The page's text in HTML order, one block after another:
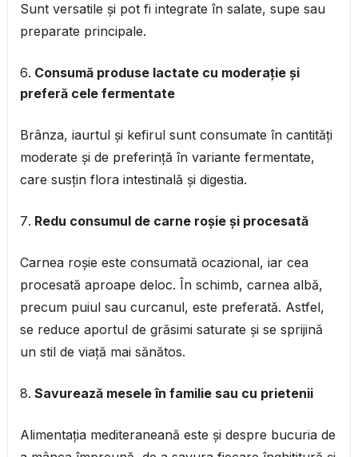
Sunt versatile și pot fi integrate în salate, supe sau
preparate principale.
Consumă produse lactate cu moderație și
preferă cele fermentate
Brânza, iaurtul și kefirul sunt consumate în cantități
moderate și de preferință în variante fermentate,
care susțin flora intestinală și digestia.
Redu consumul de carne roșie și procesată
Carnea roșie este consumată ocazional, iar cea
procesată aproape deloc. În schimb, carnea albă,
precum puiul sau curcanul, este preferată. Astfel,
se reduce aportul de grăsimi saturate și se sprijină
un stil de viață mai sănătos.
Savurează mesele în familie sau cu prietenii
Alimentația mediteraneană este și despre bucuria de